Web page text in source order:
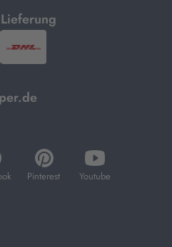
Lieferung
mit
DHL.
Pinterest
öffnet
in
Youtube
öffnet
in